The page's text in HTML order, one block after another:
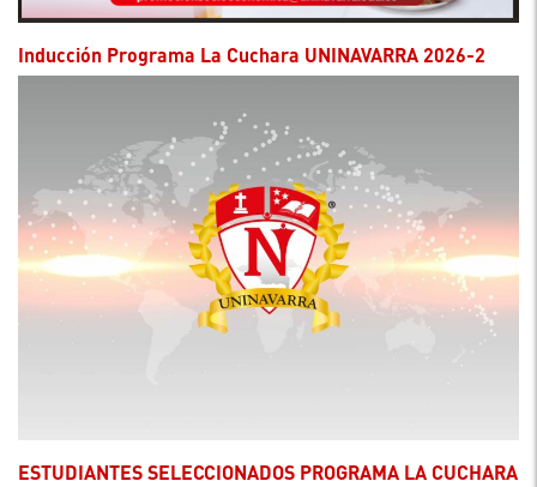
Inducción Programa La Cuchara UNINAVARRA 2026-2
ESTUDIANTES SELECCIONADOS PROGRAMA LA CUCHARA